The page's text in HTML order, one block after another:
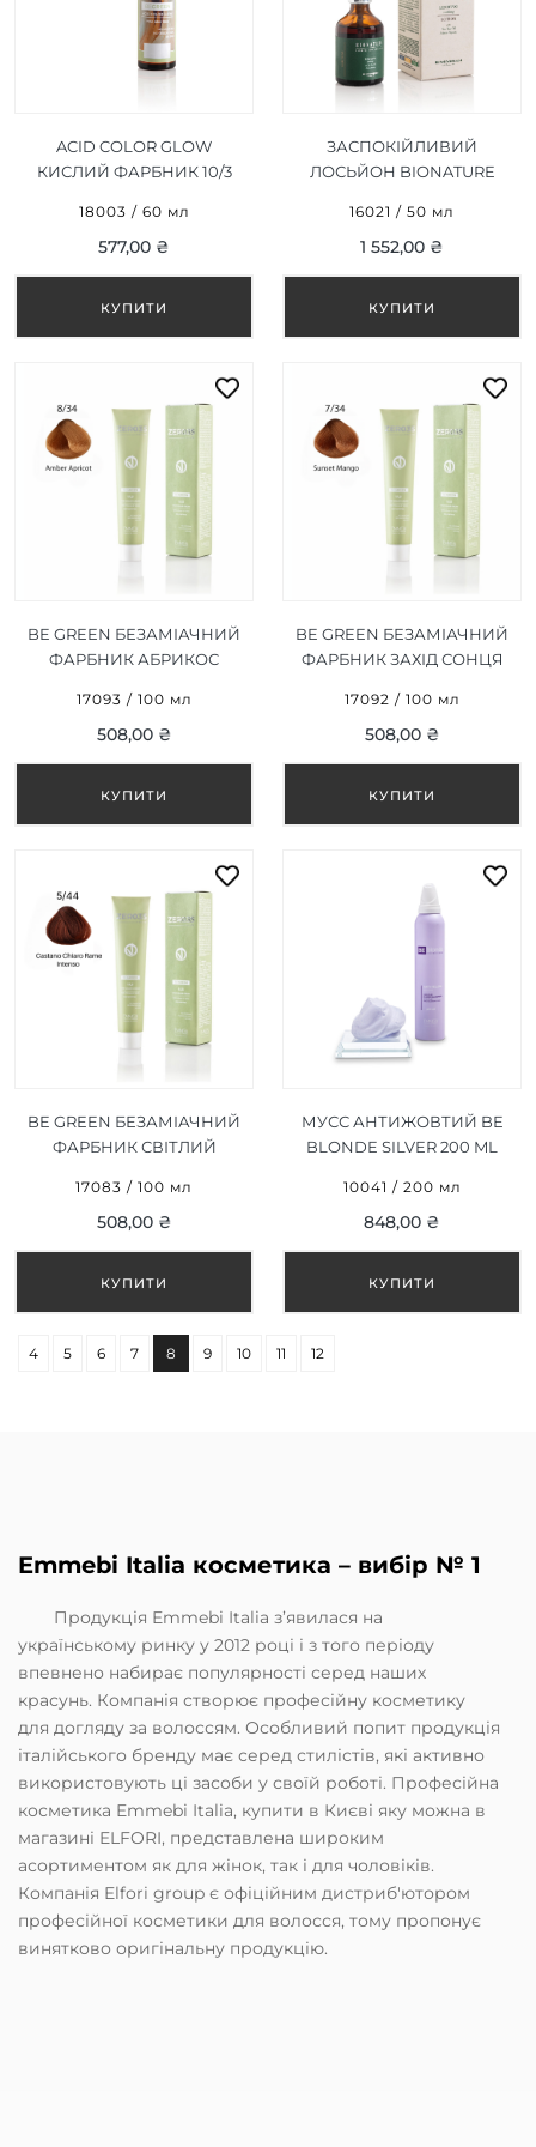
ACID COLOR GLOW
КИСЛИЙ ФАРБНИК 10/3
18003 / 60 мл
577,00 ₴
ЗАСПОКІЙЛИВИЙ
ЛОСЬЙОН BIONATURE
16021 / 50 мл
1 552,00 ₴
BE GREEN БЕЗАМІАЧНИЙ
ФАРБНИК АБРИКОС
17093 / 100 мл
508,00 ₴
BE GREEN БЕЗАМІАЧНИЙ
ФАРБНИК ЗАХІД СОНЦЯ
17092 / 100 мл
508,00 ₴
BE GREEN БЕЗАМІАЧНИЙ
ФАРБНИК СВІТЛИЙ
ІНТЕНСИВНИЙ МІДНИЙ
5/44, 100ML
17083 / 100 мл
508,00 ₴
МУСС АНТИЖОВТИЙ BE
BLONDE SILVER 200 ML
10041 / 200 мл
848,00 ₴
4 5 6 7 8 9 10 11 12
Emmebi Italia косметика – вибір № 1
Продукція Emmebi Italia з’явилася на
українському ринку у 2012 році і з того періоду
впевнено набирає популярності серед наших
красунь. Компанія створює професійну косметику
для догляду за волоссям. Особливий попит продукція
італійського бренду має серед стилістів, які активно
використовують ці засоби у своїй роботі. Професійна
косметика Emmebi Italia, купити в Києві яку можна в
магазині ELFORI, представлена широким
асортиментом як для жінок, так і для чоловіків.
Компанія Elfori group є офіційним дистриб'ютором
професійної косметики для волосся, тому пропонує
винятково оригінальну продукцію.